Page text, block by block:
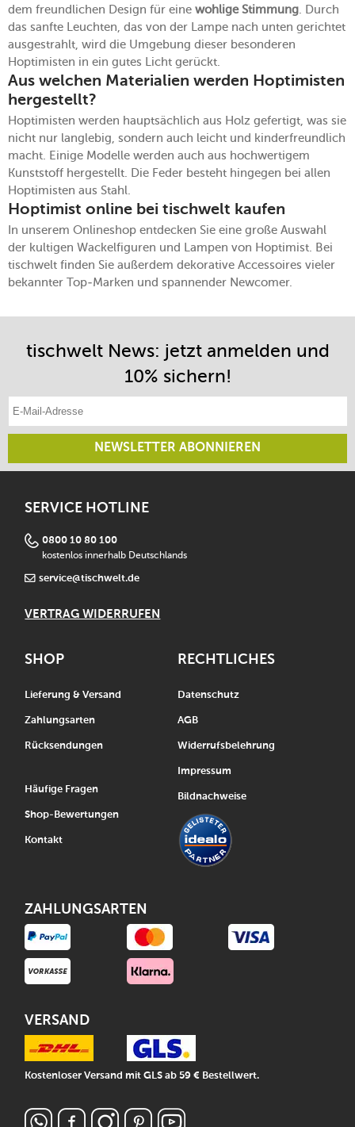
dem freundlichen Design für eine wohlige Stimmung. Durch
das sanfte Leuchten, das von der Lampe nach unten gerichtet
ausgestrahlt, wird die Umgebung dieser besonderen
Hoptimisten in ein gutes Licht gerückt.
Aus welchen Materialien werden Hoptimisten
hergestellt?
Hoptimisten werden hauptsächlich aus Holz gefertigt, was sie
nicht nur langlebig, sondern auch leicht und kinderfreundlich
macht. Einige Modelle werden auch aus hochwertigem
Kunststoff hergestellt. Die Feder besteht hingegen bei allen
Hoptimisten aus Stahl.
Hoptimist online bei tischwelt kaufen
In unserem Onlineshop entdecken Sie eine große Auswahl
der kultigen Wackelfiguren und Lampen von Hoptimist. Bei
tischwelt finden Sie außerdem dekorative Accessoires vieler
bekannter Top-Marken und spannender Newcomer.
tischwelt News: jetzt anmelden und
10% sichern!
E-Mail-Adresse eintragen
NEWSLETTER ABONNIEREN
SERVICE HOTLINE
0800 10 80 100
kostenlos innerhalb Deutschlands
service@tischwelt.de
VERTRAG WIDERRUFEN
SHOP
Lieferung & Versand
Zahlungsarten
Rücksendungen
Häufige Fragen
Shop-Bewertungen
Kontakt
RECHTLICHES
Datenschutz
AGB
Widerrufsbelehrung
Impressum
Bildnachweise
ZAHLUNGSARTEN
VERSAND
Kostenloser Versand mit GLS ab 59 € Bestellwert.